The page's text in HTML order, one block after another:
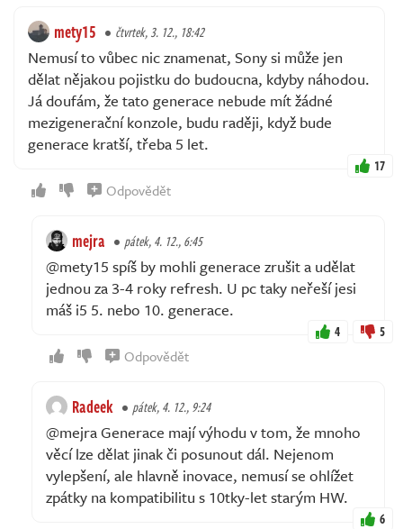
mety15 čtvrtek, 3. 12., 18:42
Nemusí to vůbec nic znamenat, Sony si může jen
dělat nějakou pojistku do budoucna, kdyby náhodou.
Já doufám, že tato generace nebude mít žádné
mezigenerační konzole, budu raději, když bude
generace kratší, třeba 5 let.
17
Odpovědět
mejra pátek, 4. 12., 6:45
@mety15 spíš by mohli generace zrušit a udělat
jednou za 3-4 roky refresh. U pc taky neřeší jesi
máš i5 5. nebo 10. generace.
4 5
Odpovědět
Radeek pátek, 4. 12., 9:24
@mejra Generace mají výhodu v tom, že mnoho
věcí lze dělat jinak či posunout dál. Nejenom
vylepšení, ale hlavně inovace, nemusí se ohlížet
zpátky na kompatibilitu s 10tky-let starým HW.
6